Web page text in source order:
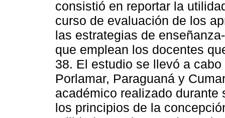
consistió en reportar la
curso de evaluación de los
las estrategias de
que emplean los docentes
38. El estudio se llevó a
Porlamar, Paraguaná y
académico realizado
los principios de la